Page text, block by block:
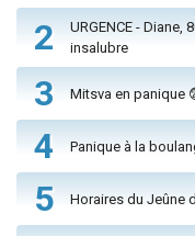
2
URGENCE - Diane,
insalubre
3 Mitsva en panique
4 Panique à la
5 Horaires du Jeûne